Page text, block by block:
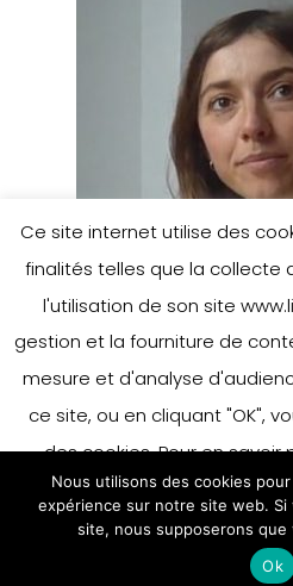
Ce site internet utilise des
finalités telles que la collecte
l'utilisation de son site
gestion et la fourniture de
mesure et d'analyse
ce site, ou en cliquant "OK",
des cookies. Pour en
préférences en matière de
à notre politique sur les
En savoir
Nous utilisons des cookies
expérience sur notre site web.
site, nous supposerons
Ok